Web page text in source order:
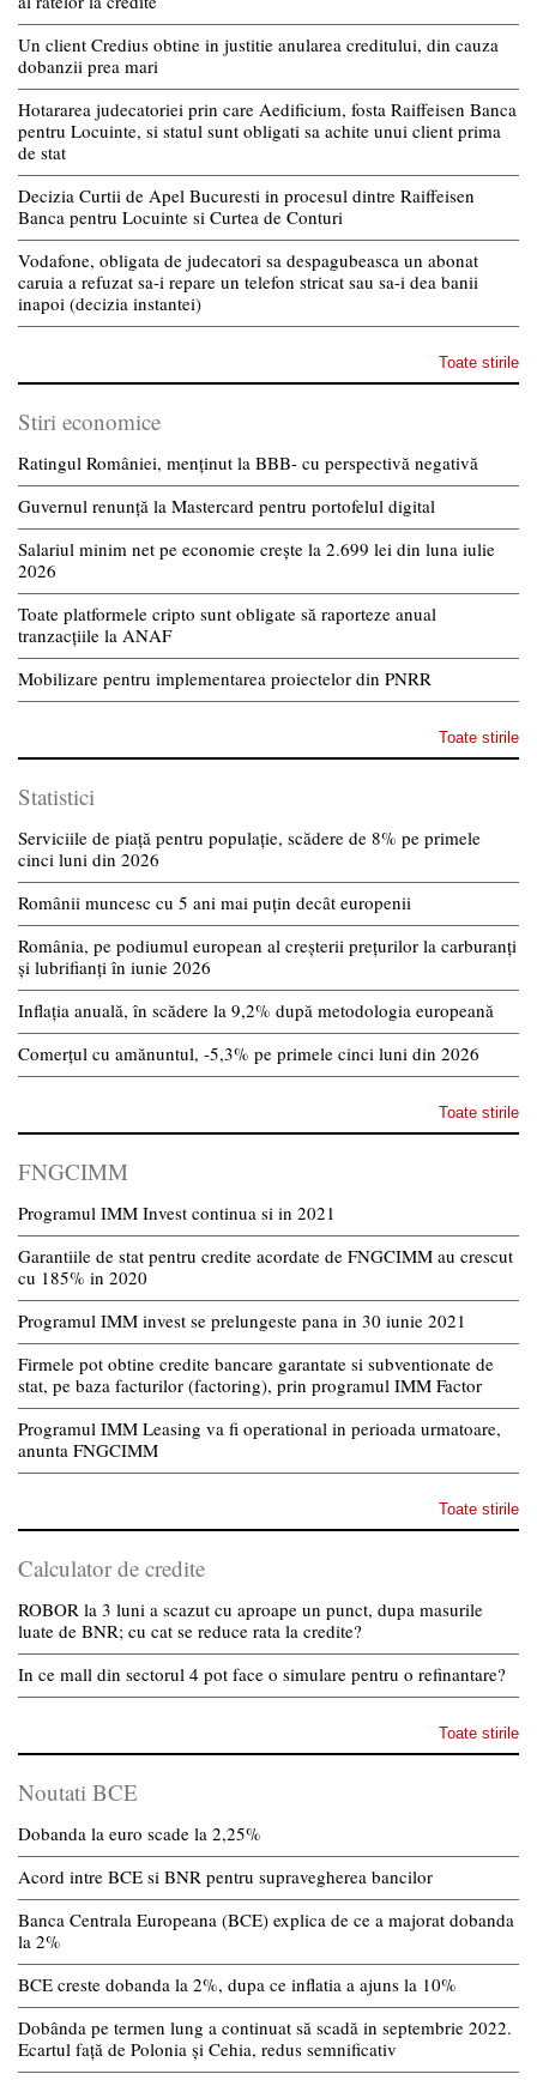
Un client Credius obtine in justitie anularea creditului, din cauza
dobanzii prea mari
Hotararea judecatoriei prin care Aedificium, fosta Raiffeisen Banca
pentru Locuinte, si statul sunt obligati sa achite unui client prima
de stat
Decizia Curtii de Apel Bucuresti in procesul dintre Raiffeisen
Banca pentru Locuinte si Curtea de Conturi
Vodafone, obligata de judecatori sa despagubeasca un abonat
caruia a refuzat sa-i repare un telefon stricat sau sa-i dea banii
inapoi (decizia instantei)
Toate stirile
Stiri economice
Ratingul României, menținut la BBB- cu perspectivă negativă
Guvernul renunță la Mastercard pentru portofelul digital
Salariul minim net pe economie crește la 2.699 lei din luna iulie
2026
Toate platformele cripto sunt obligate să raporteze anual
tranzacțiile la ANAF
Mobilizare pentru implementarea proiectelor din PNRR
Toate stirile
Statistici
Serviciile de piață pentru populație, scădere de 8% pe primele
cinci luni din 2026
Românii muncesc cu 5 ani mai puțin decât europenii
România, pe podiumul european al creșterii prețurilor la carburanți
și lubrifianți în iunie 2026
Inflația anuală, în scădere la 9,2% după metodologia europeană
Comerțul cu amănuntul, -5,3% pe primele cinci luni din 2026
Toate stirile
FNGCIMM
Programul IMM Invest continua si in 2021
Garantiile de stat pentru credite acordate de FNGCIMM au crescut
cu 185% in 2020
Programul IMM invest se prelungeste pana in 30 iunie 2021
Firmele pot obtine credite bancare garantate si subventionate de
stat, pe baza facturilor (factoring), prin programul IMM Factor
Programul IMM Leasing va fi operational in perioada urmatoare,
anunta FNGCIMM
Toate stirile
Calculator de credite
ROBOR la 3 luni a scazut cu aproape un punct, dupa masurile
luate de BNR; cu cat se reduce rata la credite?
In ce mall din sectorul 4 pot face o simulare pentru o refinantare?
Toate stirile
Noutati BCE
Dobanda la euro scade la 2,25%
Acord intre BCE si BNR pentru supravegherea bancilor
Banca Centrala Europeana (BCE) explica de ce a majorat dobanda
la 2%
BCE creste dobanda la 2%, dupa ce inflatia a ajuns la 10%
Dobânda pe termen lung a continuat să scadă in septembrie 2022.
Ecartul față de Polonia și Cehia, redus semnificativ